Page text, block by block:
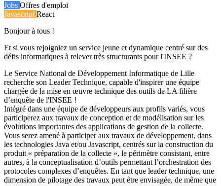
Jobs Offres d'emploi
Javascript React
Bonjour à tous !
Et si vous rejoigniez un service jeune et dynamique centré sur des
défis informatiques à relever très structurants pour l'INSEE ?
Le Service National de Développement Informatique de Lille
recherche son Leader Technique, capable d'inspirer une équipe
chargée de la mise en œuvre technique des outils de LA filière
d’enquête de l'INSEE !
Intégré dans une équipe de développeurs aux profils variés, vous
participerez aux travaux de conception et de modélisation sur les
évolutions importantes des applications de gestion de la collecte.
Vous serez amené à participer aux travaux de développement, dans
les technologies Java et/ou Javascript, centrés sur la construction du
produit « préparation de la collecte », le périmètre consistant, entre
autres, à la conceptualisation d’outils permettant l’orchestration des
protocoles complexes d’enquêtes. En tant que leader technique, une
dimension de pilotage des travaux peut être envisagée, de même que